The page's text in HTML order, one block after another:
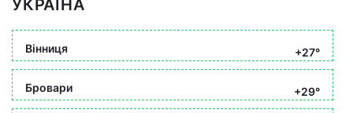
УКРАЇНА
Вінниця +27°
Бровари +29°